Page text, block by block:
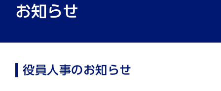
お知らせ
役員人事のお知らせ